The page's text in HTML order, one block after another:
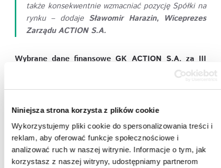
Niniejsza strona korzysta z plików cookie
Wykorzystujemy pliki cookie do spersonalizowania treści i
reklam, aby oferować funkcje społecznościowe i
analizować ruch w naszej witrynie. Informacje o tym, jak
korzystasz z naszej witryny, udostępniamy partnerom
także konsekwentnie wzmacniać pozycję Spółki na
rynku – dodaje Sławomir Harazin, Wiceprezes
Zarządu ACTION S.A.
Wybrane dane finansowe GK ACTION S.A. za III
GK ACTION S.A. za 3 kwartał
tys. PLN 2025 2024
zmiana